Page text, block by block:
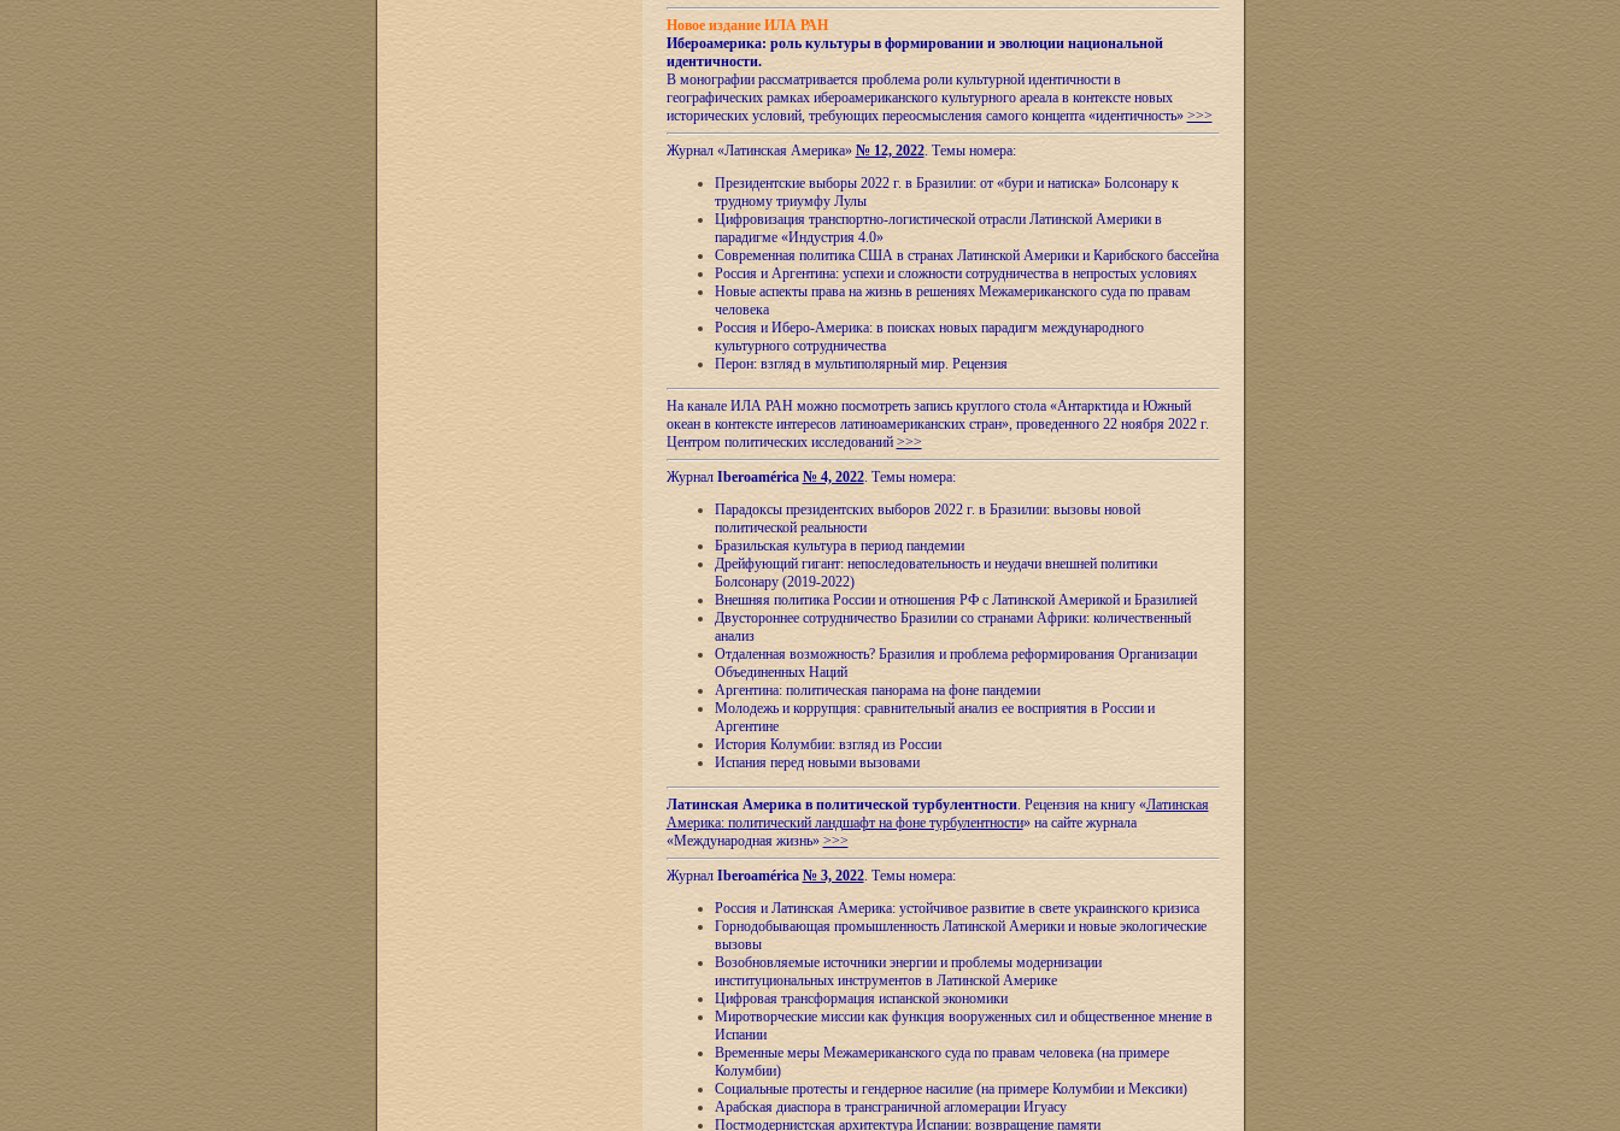
Новое издание ИЛА РАН
Ибероамерика: роль культуры в формировании и эволюции национальной
идентичности.
В монографии рассматривается проблема роли культурной идентичности в
географических рамках ибероамериканского культурного ареала в контексте новых
исторических условий, требующих переосмысления самого концепта «идентичность» >>>
Журнал «Латинская Америка» № 12, 2022. Темы номера:
Президентские выборы 2022 г. в Бразилии: от «бури и натиска» Болсонару к
трудному триумфу Лулы
Цифровизация транспортно-логистической отрасли Латинской Америки в
парадигме «Индустрия 4.0»
Современная политика США в странах Латинской Америки и Карибского бассейна
Россия и Аргентина: успехи и сложности сотрудничества в непростых условиях
Новые аспекты права на жизнь в решениях Межамериканского суда по правам
человека
Россия и Иберо-Америка: в поисках новых парадигм международного
культурного сотрудничества
Перон: взгляд в мультиполярный мир. Рецензия
На канале ИЛА РАН можно посмотреть запись круглого стола «Антарктида и Южный
океан в контексте интересов латиноамериканских стран», проведенного 22 ноября 2022 г.
Центром политических исследований >>>
Журнал Iberoamérica № 4, 2022. Темы номера:
Парадоксы президентских выборов 2022 г. в Бразилии: вызовы новой
политической реальности
Бразильская культура в период пандемии
Дрейфующий гигант: непоследовательность и неудачи внешней политики
Болсонару (2019-2022)
Внешняя политика России и отношения РФ с Латинской Америкой и Бразилией
Двустороннее сотрудничество Бразилии со странами Африки: количественный
анализ
Отдаленная возможность? Бразилия и проблема реформирования Организации
Объединенных Наций
Аргентина: политическая панорама на фоне пандемии
Молодежь и коррупция: сравнительный анализ ee восприятия в России и
Аргентине
История Колумбии: взгляд из России
Испания перед новыми вызовами
Латинская Америка в политической турбулентности. Рецензия на книгу «Латинская
Америка: политический ландшафт на фоне турбулентности» на сайте журнала
«Международная жизнь» >>>
Журнал Iberoamérica № 3, 2022. Темы номера:
Россия и Латинская Америка: устойчивое развитие в свете украинского кризиса
Горнодобывающая промышленность Латинской Америки и новые экологические
вызовы
Возобновляемые источники энергии и проблемы модернизации
институциональных инструментов в Латинской Америке
Цифровая трансформация испанской экономики
Миротворческие миссии как функция вооруженных сил и общественное мнение в
Испании
Временные меры Межамериканского суда по правам человека (на примере
Колумбии)
Социальные протесты и гендерное насилие (на примере Колумбии и Мексики)
Арабская диаспора в трансграничной агломерации Игуасу
Постмодернистская архитектура Испании: возвращение памяти